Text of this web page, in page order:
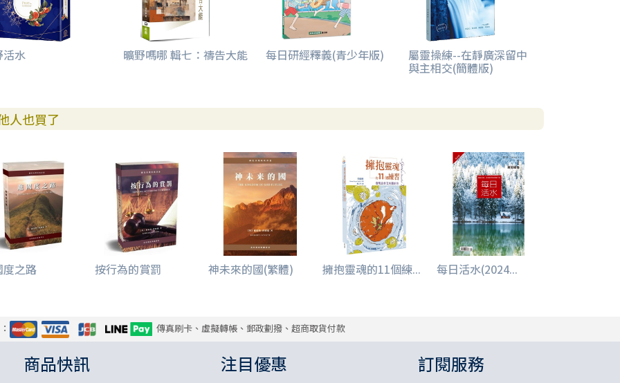
活水 曠野嗎哪 輯七：禱告大能 每日研經釋義(青少年版) 屬靈操練--在靜廣深留中
與主相交(簡體版)
人也買了
度之路 按行為的賞罰 神未來的國(繁體) 擁抱靈魂的11個練... 每日活水(2024...
傳真刷卡、虛擬轉帳、郵政劃撥、超商取貨付款
商品快訊 注目優惠 訂閱服務